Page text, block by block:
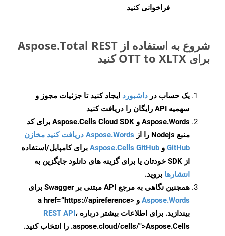
فراخوانی کنید
شروع به استفاده از Aspose.Total REST
برای OTT to XLTX کنید
یک حساب در داشبورد ایجاد کنید تا جزئیات مجوز و
سهمیه API رایگان را دریافت کنید
Aspose.Words و Aspose.Cells Cloud SDK برای کد
منبع Nodejs را از
Aspose.Words دریافت کنید مخازن
GitHub و Aspose.Cells GitHub برای کامپایل/استفاده
از SDK خودتان یا برای گزینه های دانلود جایگزین به
انتشارها بروید.
همچنین نگاهی به مرجع API مبتنی بر Swagger برای
Aspose.Words
و <a href=“https://apireference
بیندازید. برای اطلاعات بیشتر درباره REST API،
.aspose.cloud/cells/">Aspose.Cells را انتخاب کنید.